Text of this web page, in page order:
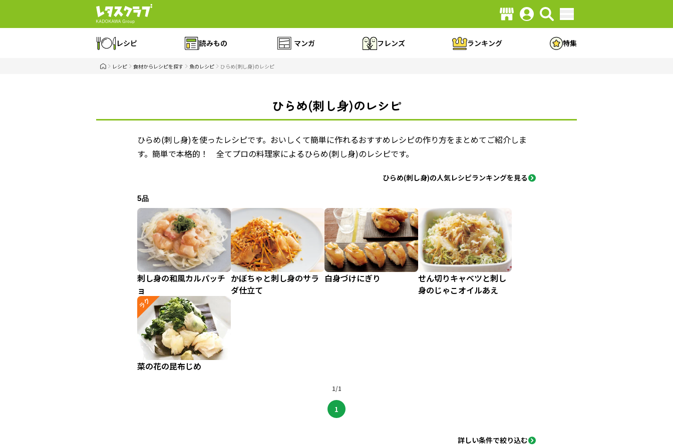
レシピ 読みもの マンガ フレンズ ランキング 特集
レシピ 食材からレシピを探す 魚のレシピ ひらめ(刺し身)のレシピ
ひらめ(刺し身)のレシピ
ひらめ(刺し身)を使ったレシピです。おいしくて簡単に作れるおすすめレシピの作り方をまとめてご紹介しま
す。簡単で本格的！ 全てプロの料理家によるひらめ(刺し身)のレシピです。
ひらめ(刺し身)の人気レシピランキングを見る
5品
刺し身の和風カルパッチ
ョ
かぼちゃと刺し身のサラ
ダ仕立て
白身づけにぎり
せん切りキャベツと刺し
身のじゃこオイルあえ
ラク
菜の花の昆布じめ
1/1
1
詳しい条件で絞り込む